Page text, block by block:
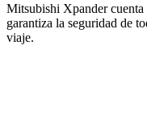
Mitsubishi Xpander cuenta
garantiza la seguridad de
viaje.